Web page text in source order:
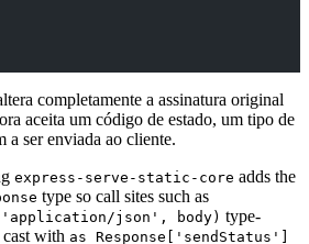
completamente a assinatura original
aceita um código de estado, um tipo de
a ser enviada ao cliente.
express-serve-static-core adds the
type so call sites such as
'application/json', body) type-
cast with as Response['sendStatus']